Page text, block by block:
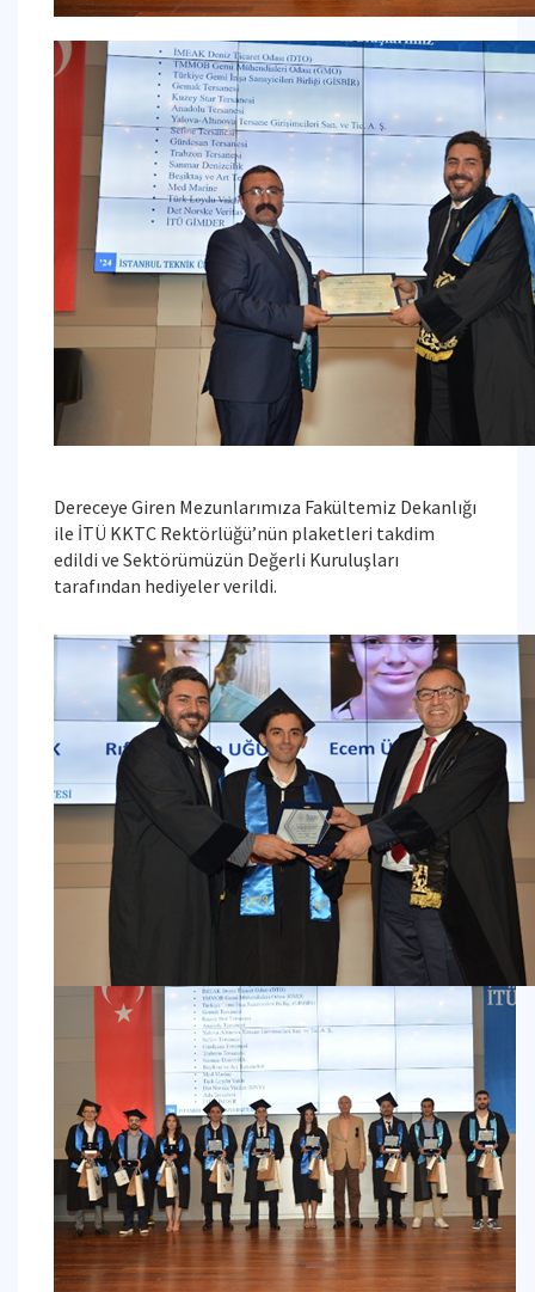
Dereceye Giren Mezunlarımıza Fakültemiz Dekanlığı
ile İTÜ KKTC Rektörlüğü’nün plaketleri takdim
edildi ve Sektörümüzün Değerli Kuruluşları
tarafından hediyeler verildi.